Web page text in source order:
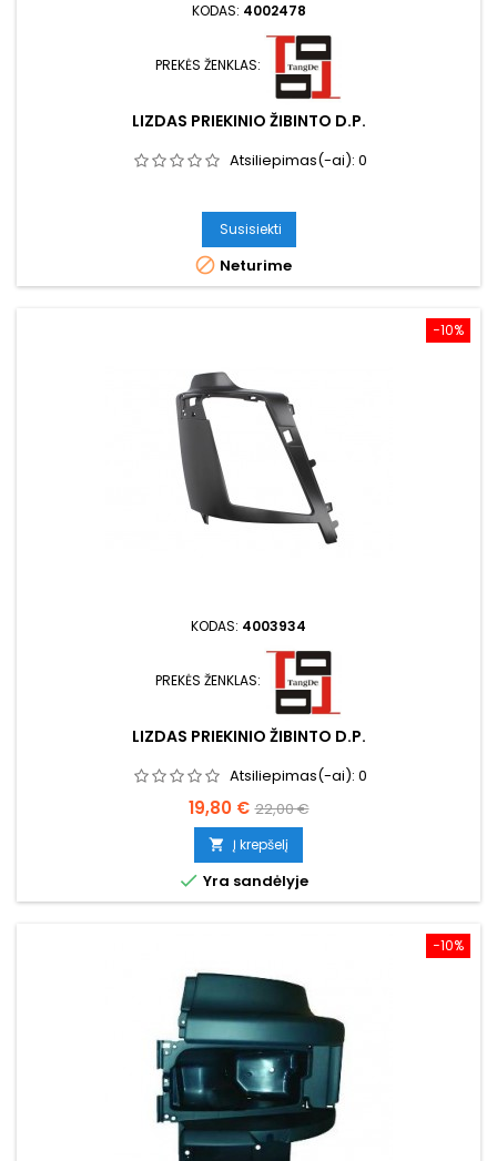
KODAS: 4002478
PREKĖS ŽENKLAS:
LIZDAS PRIEKINIO ŽIBINTO D.P.
Atsiliepimas(-ai): 0
Susisiekti
 Neturime
−10%
KODAS: 4003934
PREKĖS ŽENKLAS:
LIZDAS PRIEKINIO ŽIBINTO D.P.
Atsiliepimas(-ai): 0
Kaina
19,80 € Bazinė
kaina
22,00 €
 Į krepšelį
 Yra sandėlyje
−10%